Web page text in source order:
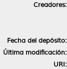
Creadores:
Fecha del depósito:
Última modificación:
URI: